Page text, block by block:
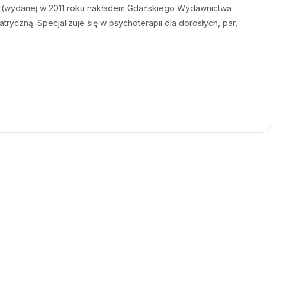
w 2011 roku nakładem Gdańskiego Wydawnictwa
Specjalizuje się w psychoterapii dla dorosłych, par,